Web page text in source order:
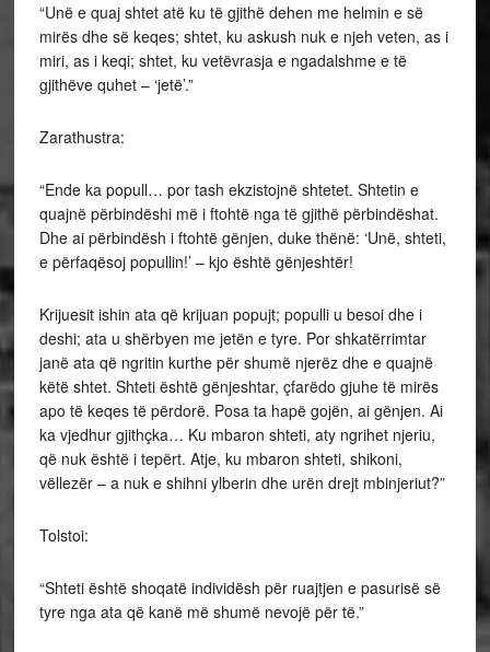
“Unë e quaj shtet atë ku të gjithë dehen me helmin e së
mirës dhe së keqes; shtet, ku askush nuk e njeh veten, as i
miri, as i keqi; shtet, ku vetëvrasja e ngadalshme e të
gjithëve quhet – ‘jetë’.”
Zarathustra:
“Ende ka popull… por tash ekzistojnë shtetet. Shtetin e
quajnë përbindëshi më i ftohtë nga të gjithë përbindëshat.
Dhe ai përbindësh i ftohtë gënjen, duke thënë: ‘Unë, shteti,
e përfaqësoj popullin!’ – kjo është gënjeshtër!
Krijuesit ishin ata që krijuan popujt; populli u besoi dhe i
deshi; ata u shërbyen me jetën e tyre. Por shkatërrimtar
janë ata që ngritin kurthe për shumë njerëz dhe e quajnë
këtë shtet. Shteti është gënjeshtar, çfarëdo gjuhe të mirës
apo të keqes të përdorë. Posa ta hapë gojën, ai gënjen. Ai
ka vjedhur gjithçka… Ku mbaron shteti, aty ngrihet njeriu,
që nuk është i tepërt. Atje, ku mbaron shteti, shikoni,
vëllezër – a nuk e shihni ylberin dhe urën drejt mbinjeriut?”
Tolstoi:
“Shteti është shoqatë individësh për ruajtjen e pasurisë së
tyre nga ata që kanë më shumë nevojë për të.”